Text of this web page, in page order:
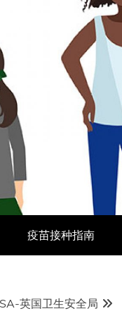
疫苗接种指南
英国卫生安全局